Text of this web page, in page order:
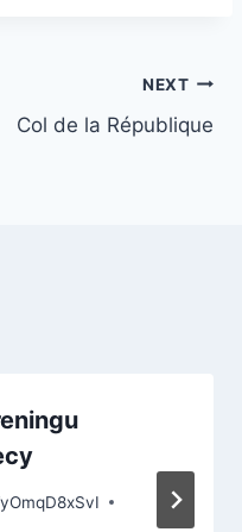
NEXT
Col de la République